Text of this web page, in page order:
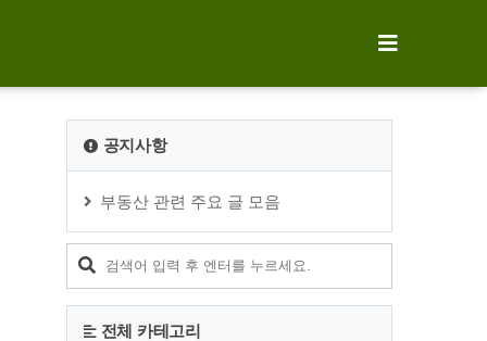
공지사항
부동산 관련 주요 글 모음
전체 카테고리